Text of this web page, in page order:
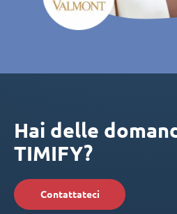
Hai delle
TIMIFY?
Contattateci